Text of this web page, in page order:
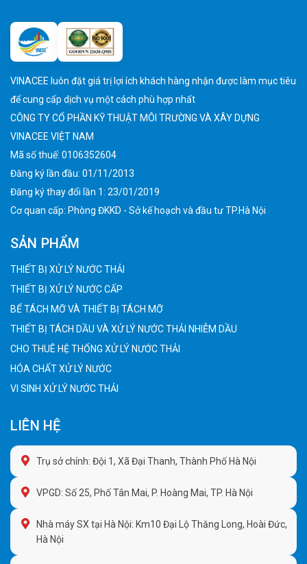
VINACEE luôn đặt giá trị lợi ích khách hàng nhận được làm mục tiêu
để cung cấp dịch vụ một cách phù hợp nhất
CÔNG TY CỔ PHẦN KỸ THUẬT MÔI TRƯỜNG VÀ XÂY DỰNG
VINACEE VIỆT NAM
Mã số thuế: 0106352604
Đăng ký lần đầu: 01/11/2013
Đăng ký thay đổi lần 1: 23/01/2019
Cơ quan cấp: Phòng ĐKKD - Sở kế hoạch và đầu tư TP.Hà Nội
SẢN PHẨM
THIẾT BỊ XỬ LÝ NƯỚC THẢI
THIẾT BỊ XỬ LÝ NƯỚC CẤP
BỂ TÁCH MỠ VÀ THIẾT BỊ TÁCH MỠ
THIẾT BỊ TÁCH DẦU VÀ XỬ LÝ NƯỚC THẢI NHIỄM DẦU
CHO THUÊ HỆ THỐNG XỬ LÝ NƯỚC THẢI
HÓA CHẤT XỬ LÝ NƯỚC
VI SINH XỬ LÝ NƯỚC THẢI
LIÊN HỆ
Trụ sở chính: Đội 1, Xã Đại Thanh, Thành Phố Hà Nội
VPGD: Số 25, Phố Tân Mai, P. Hoàng Mai, TP. Hà Nội
Nhà máy SX tại Hà Nội: Km10 Đại Lộ Thăng Long, Hoài Đức,
Hà Nội